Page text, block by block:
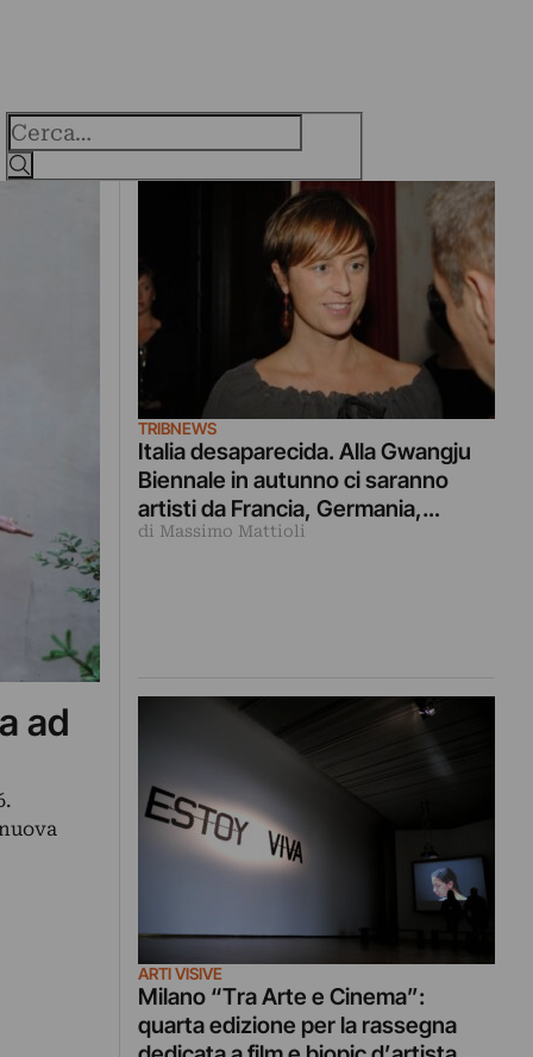
ad
TRIBNEWS
Italia desaparecida. Alla Gwangju
Biennale in autunno ci saranno
artisti da Francia, Germania,
Slovacchia, Romania, Grecia,
di Massimo Mattioli
ARTI VISIVE
Milano “Tra Arte e Cinema”:
quarta edizione per la rassegna